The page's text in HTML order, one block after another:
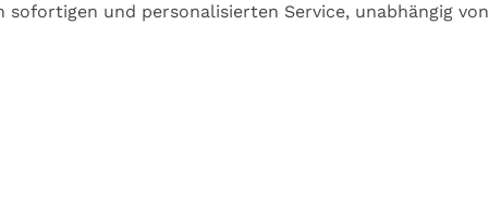
und personalisierten Service, unabhängig von